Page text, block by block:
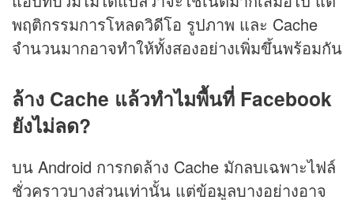
พฤติกรรมการโหลดวิดีโอ รูปภาพ และ Cache
จำนวนมากอาจทำให้ทั้งสองอย่างเพิ่มขึ้นพร้อมกัน
ล้าง Cache แล้วทำไมพื้นที่ Facebook
ยังไม่ลด?
บน Android การกดล้าง Cache มักลบเฉพาะไฟล์
ชั่วคราวบางส่วนเท่านั้น แต่ข้อมูลบางอย่างอาจ